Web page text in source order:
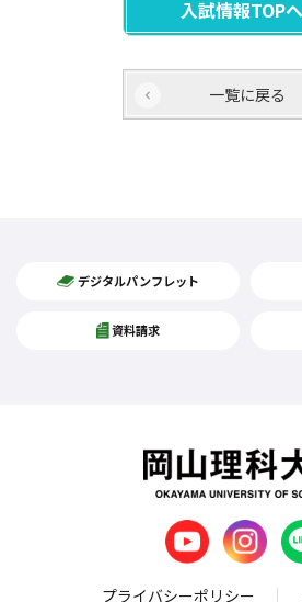
入試情報TOPへ
一覧に戻る
デジタルパンフレット
資料請求
プライバシーポリシー